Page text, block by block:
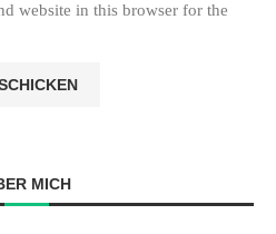
website in this browser for the
MICH